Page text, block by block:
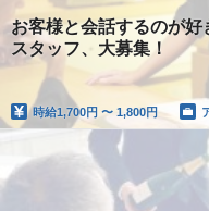
お客様と会話するのが
スタッフ、大募集！
時給1,700円 〜 1,800円